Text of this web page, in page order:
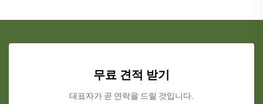
무료 견적 받기
대표자가 곧 연락을 드릴 것입니다.